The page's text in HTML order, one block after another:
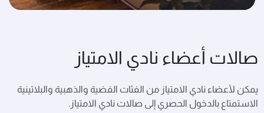
صالات أعضاء نادي الامتياز
يمكن لأعضاء نادي الامتياز من الفئات الفضية والذهبية والبلاتينية
الاستمتاع بالدخول الحصري إلى صالات نادي الامتياز.